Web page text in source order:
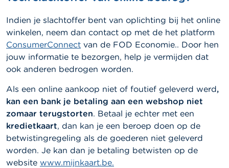
Indien je slachtoffer bent van oplichting bij het online
winkelen, neem dan contact op met de het platform
ConsumerConnect van de FOD Economie.. Door hen
jouw informatie te bezorgen, help je vermijden dat
ook anderen bedrogen worden.
Als een online aankoop niet of foutief geleverd werd,
kan een bank je betaling aan een webshop niet
zomaar terugstorten. Betaal je echter met een
kredietkaart, dan kan je een beroep doen op de
betwistingregeling als de goederen niet geleverd
worden. Je kan dan je betaling betwisten op de
website www.mijnkaart.be.